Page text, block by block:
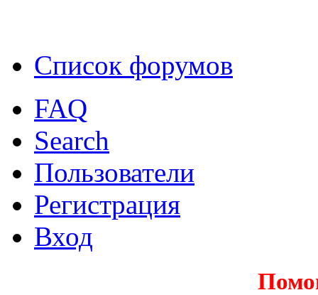
Список форумов
FAQ
Search
Пользователи
Регистрация
Вход